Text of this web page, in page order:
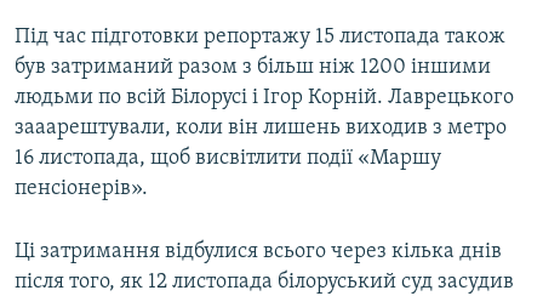
Під час підготовки репортажу 15 листопада також
був затриманий разом з більш ніж 1200 іншими
людьми по всій Білорусі і Ігор Корній. Лаврецького
зааарештували, коли він лишень виходив з метро
16 листопада, щоб висвітлити події «Маршу
пенсіонерів».
Ці затримання відбулися всього через кілька днів
після того, як 12 листопада білоруський суд засудив